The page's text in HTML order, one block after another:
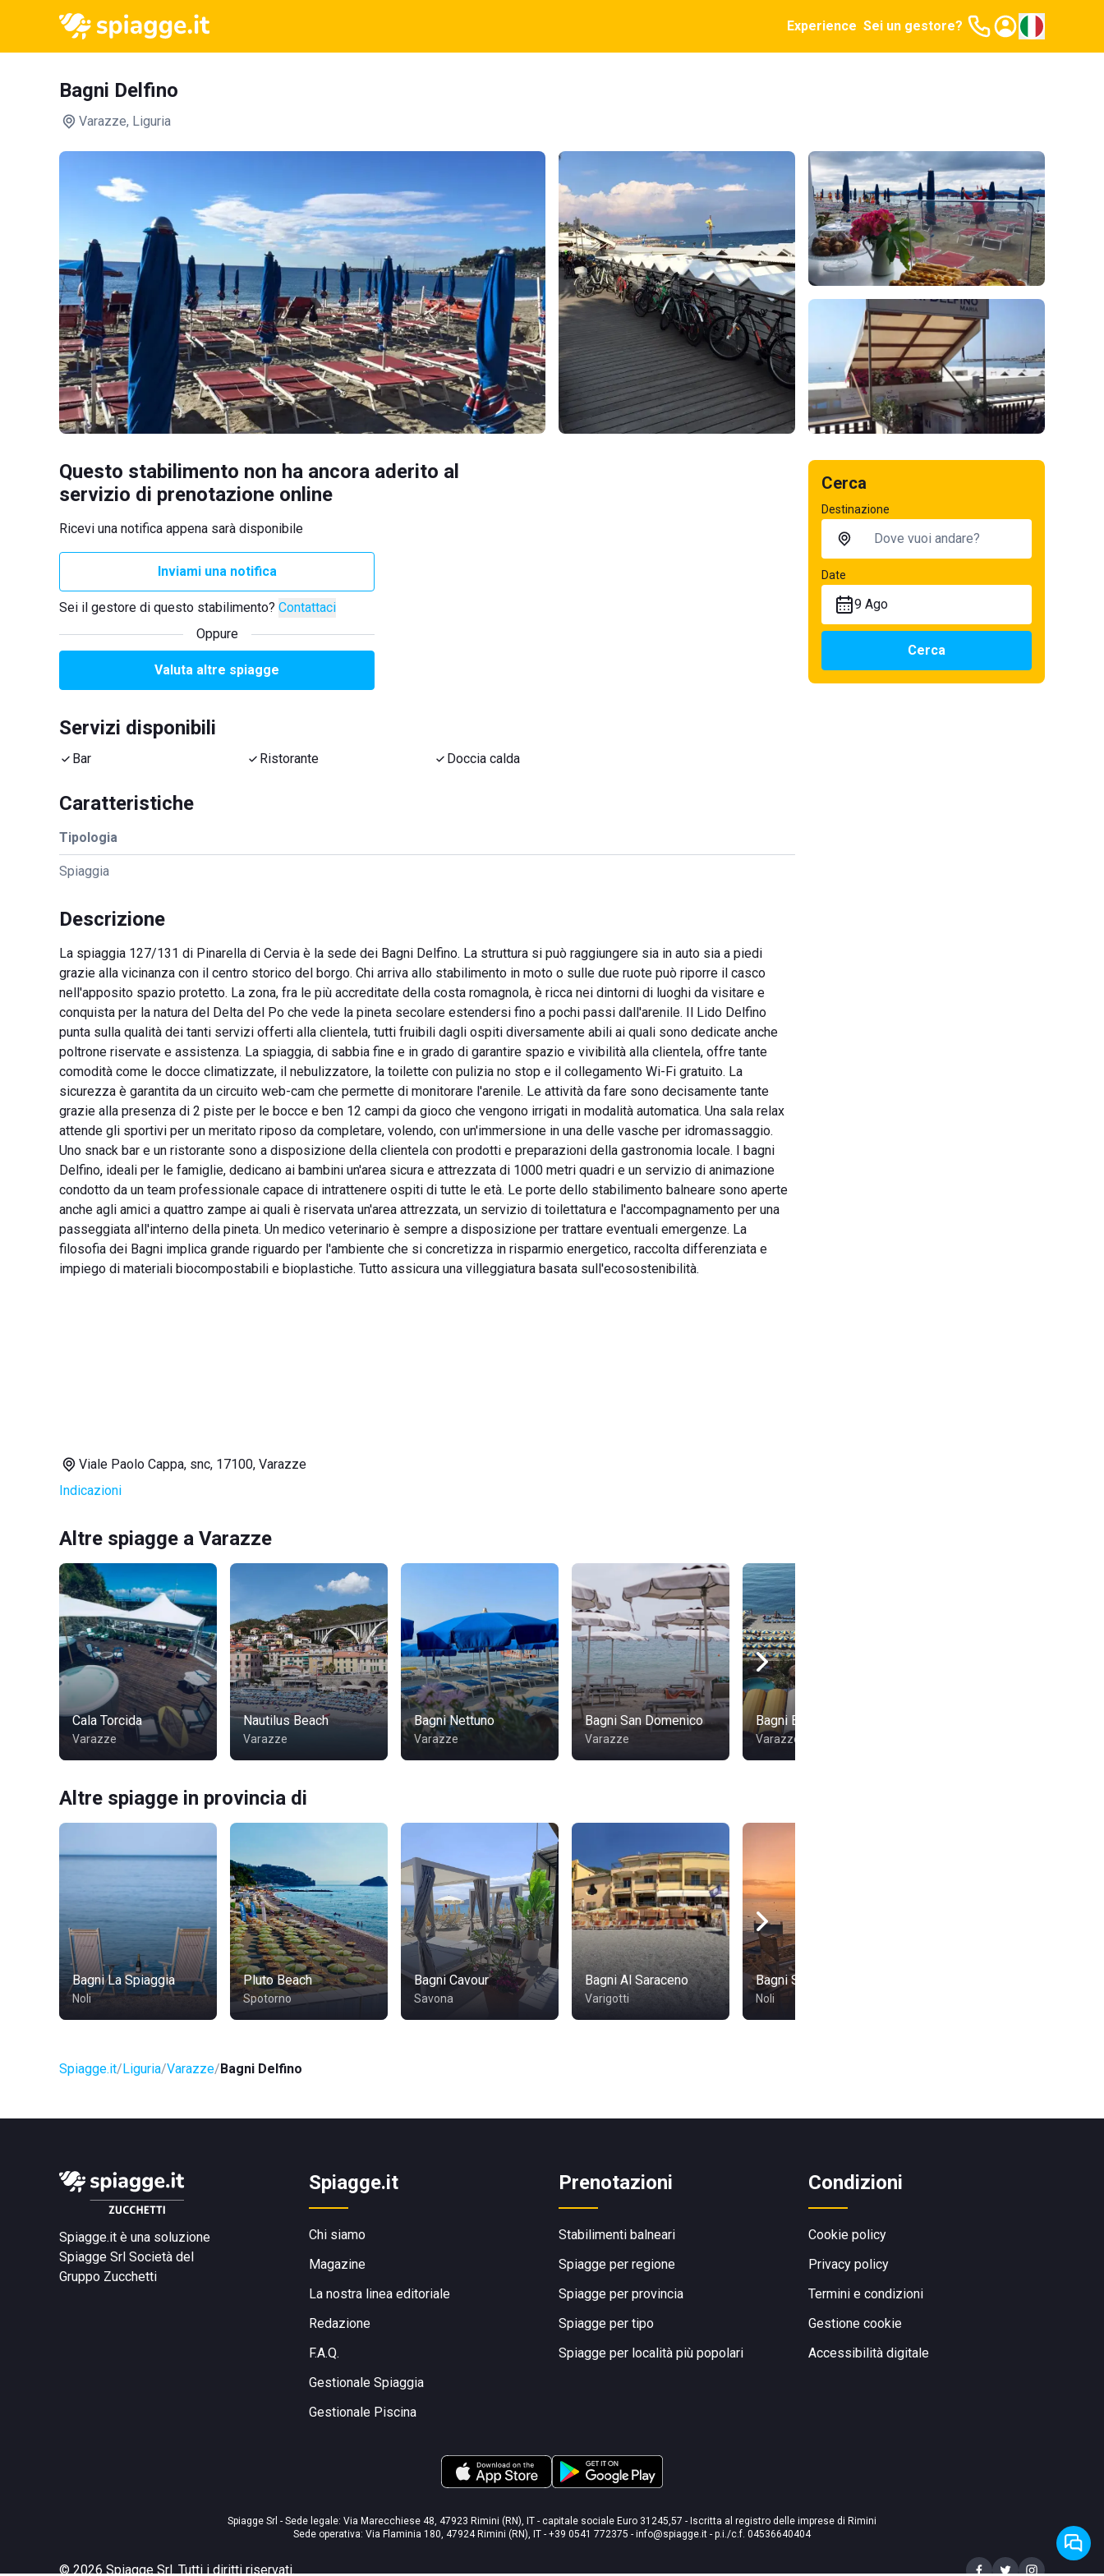
Experience Sei un gestore?
Bagni Delfino
Varazze, Liguria
Questo stabilimento non ha ancora aderito al
servizio di prenotazione online
Ricevi una notifica appena sarà disponibile
Inviami una notifica
Sei il gestore di questo stabilimento? Contattaci
Oppure
Valuta altre spiagge
Servizi disponibili
Bar Ristorante Doccia calda
Caratteristiche
Tipologia
Spiaggia
Descrizione
La spiaggia 127/131 di Pinarella di Cervia è la sede dei Bagni Delfino. La struttura si può raggiungere sia in auto sia a piedi
grazie alla vicinanza con il centro storico del borgo. Chi arriva allo stabilimento in moto o sulle due ruote può riporre il casco
nell'apposito spazio protetto. La zona, fra le più accreditate della costa romagnola, è ricca nei dintorni di luoghi da visitare e
conquista per la natura del Delta del Po che vede la pineta secolare estendersi fino a pochi passi dall'arenile. Il Lido Delfino
punta sulla qualità dei tanti servizi offerti alla clientela, tutti fruibili dagli ospiti diversamente abili ai quali sono dedicate anche
poltrone riservate e assistenza. La spiaggia, di sabbia fine e in grado di garantire spazio e vivibilità alla clientela, offre tante
comodità come le docce climatizzate, il nebulizzatore, la toilette con pulizia no stop e il collegamento Wi-Fi gratuito. La
sicurezza è garantita da un circuito web-cam che permette di monitorare l'arenile. Le attività da fare sono decisamente tante
grazie alla presenza di 2 piste per le bocce e ben 12 campi da gioco che vengono irrigati in modalità automatica. Una sala relax
attende gli sportivi per un meritato riposo da completare, volendo, con un'immersione in una delle vasche per idromassaggio.
Uno snack bar e un ristorante sono a disposizione della clientela con prodotti e preparazioni della gastronomia locale. I bagni
Delfino, ideali per le famiglie, dedicano ai bambini un'area sicura e attrezzata di 1000 metri quadri e un servizio di animazione
condotto da un team professionale capace di intrattenere ospiti di tutte le età. Le porte dello stabilimento balneare sono aperte
anche agli amici a quattro zampe ai quali è riservata un'area attrezzata, un servizio di toilettatura e l'accompagnamento per una
passeggiata all'interno della pineta. Un medico veterinario è sempre a disposizione per trattare eventuali emergenze. La
filosofia dei Bagni implica grande riguardo per l'ambiente che si concretizza in risparmio energetico, raccolta differenziata e
impiego di materiali biocompostabili e bioplastiche. Tutto assicura una villeggiatura basata sull'ecosostenibilità.
Viale Paolo Cappa, snc, 17100, Varazze
Indicazioni
Altre spiagge a Varazze
Cala Torcida
Varazze
Nautilus Beach
Varazze
Bagni Nettuno
Varazze
Bagni San Domenico
Varazze
Bagni Elena
Varazze
Altre spiagge in provincia di
Bagni La Spiaggia
Noli
Pluto Beach
Spotorno
Bagni Cavour
Savona
Bagni Al Saraceno
Varigotti
Bagni Sci Nautico
Noli
Spiagge.it Liguria Varazze Bagni Delfino
Cerca
Destinazione
Date
9 Ago
Cerca
Spiagge.it è una soluzione
Spiagge Srl Società del
Gruppo Zucchetti
Spiagge.it
Chi siamo
Magazine
La nostra linea editoriale
Redazione
F.A.Q.
Gestionale Spiaggia
Gestionale Piscina
Prenotazioni
Stabilimenti balneari
Spiagge per regione
Spiagge per provincia
Spiagge per tipo
Spiagge per località più popolari
Condizioni
Cookie policy
Privacy policy
Termini e condizioni
Gestione cookie
Accessibilità digitale
Spiagge Srl - Sede legale: Via Marecchiese 48, 47923 Rimini (RN), IT - capitale sociale Euro 31245,57 - Iscritta al registro delle imprese di Rimini
Sede operativa: Via Flaminia 180, 47924 Rimini (RN), IT - +39 0541 772375 - info@spiagge.it - p.i./c.f. 04536640404
©2026 Spiagge Srl. Tutti i diritti riservati.